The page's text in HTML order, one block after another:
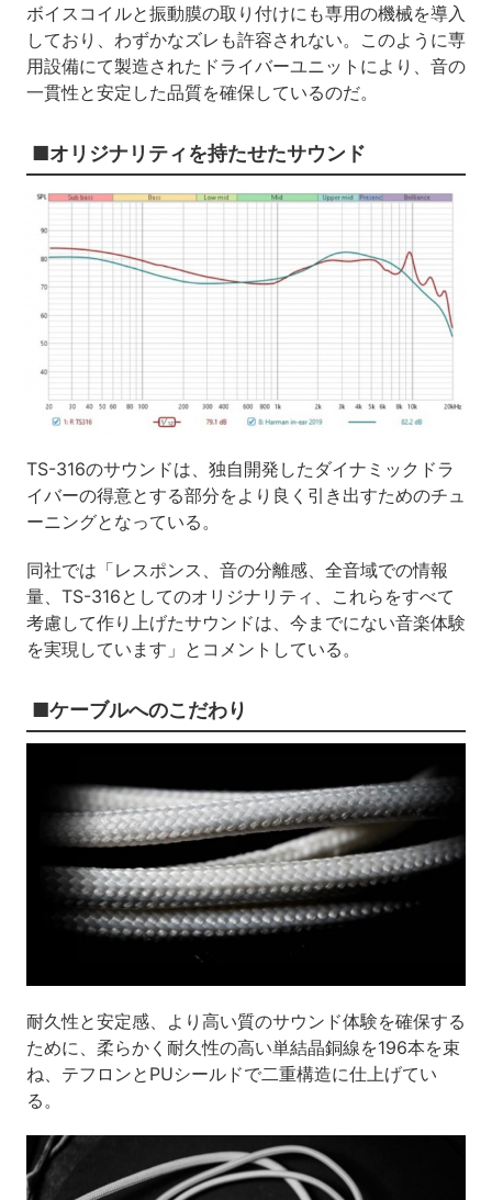
ボイスコイルと振動膜の取り付けにも専用の機械を導入
しており、わずかなズレも許容されない。このように専
用設備にて製造されたドライバーユニットにより、音の
一貫性と安定した品質を確保しているのだ。
■オリジナリティを持たせたサウンド
TS-316のサウンドは、独自開発したダイナミックドラ
イバーの得意とする部分をより良く引き出すためのチュ
ーニングとなっている。
同社では「レスポンス、音の分離感、全音域での情報
量、TS-316としてのオリジナリティ、これらをすべて
考慮して作り上げたサウンドは、今までにない音楽体験
を実現しています」とコメントしている。
■ケーブルへのこだわり
耐久性と安定感、より高い質のサウンド体験を確保する
ために、柔らかく耐久性の高い単結晶銅線を196本を束
ね、テフロンとPUシールドで二重構造に仕上げてい
る。